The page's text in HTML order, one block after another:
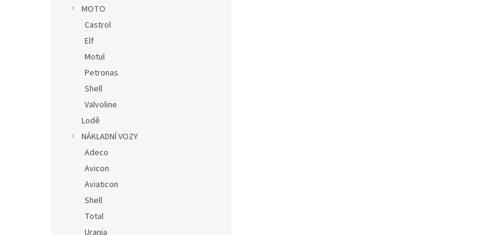
MOTO
Castrol
Elf
Motul
Petronas
Shell
Valvoline
Lodě
NÁKLADNÍ VOZY
Adeco
Avicon
Aviaticon
Shell
Total
Urania